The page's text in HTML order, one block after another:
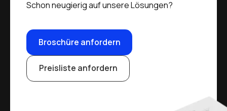
Schon neugierig auf unsere Lösungen?
Broschüre anfordern
Preisliste anfordern